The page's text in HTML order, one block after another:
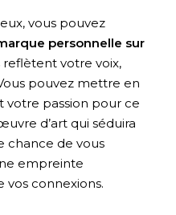
vous pouvez
personnelle sur
reflètent votre voix,
pouvez mettre en
votre passion pour ce
d’art qui séduira
chance de vous
empreinte
vos connexions.